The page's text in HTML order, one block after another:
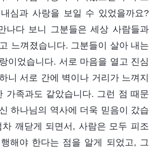
심과 사랑을 보일 수 있었을까요?
나다 보니 그분들은 세상 사람들과
느껴졌습니다. 그분들이 살아 내는
이었습니다. 서로 마음을 열고 진심
니 서로 간에 벽이나 거리가 느껴지
가족과도 같았습니다. 그런 점 때문
하나님의 역사에 더욱 믿음이 갔습
깨닫게 되면서, 사람은 모두 피조
해야 한다는 점을 알게 되었고, 그